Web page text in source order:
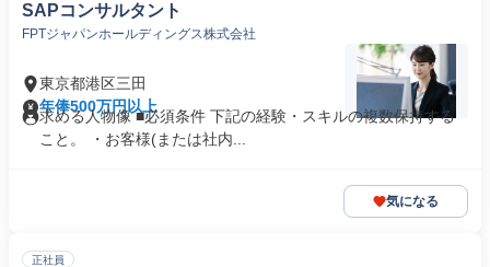
SAPコンサルタント
FPTジャパンホールディングス株式会社
東京都港区三田
年俸500万円以上
求める人物像 ■必須条件 下記の経験・スキルの複数保持する
こと。 ・お客様(または社内...
気になる
正社員